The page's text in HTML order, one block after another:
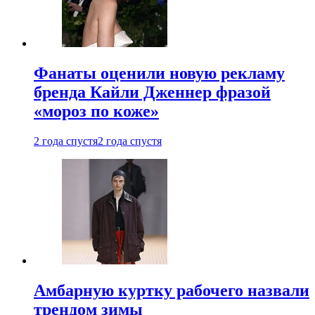
Фанаты оценили новую рекламу
бренда Кайли Дженнер фразой
«мороз по коже»
2 года спустя2 года спустя
Амбарную куртку рабочего назвали
трендом зимы